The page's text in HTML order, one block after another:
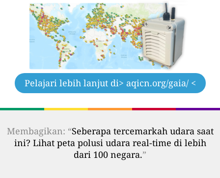
Pelajari lebih lanjut di> aqicn.org/gaia/ <
Membagikan: “Seberapa tercemarkah udara saat
ini? Lihat peta polusi udara real-time di lebih
dari 100 negara.”